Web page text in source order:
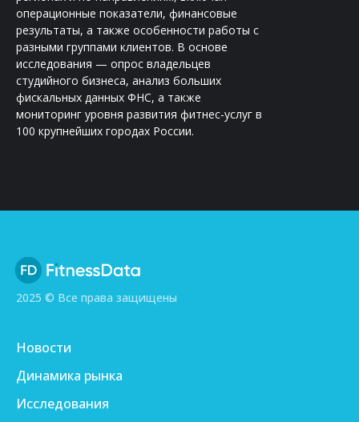
операционные показатели, финансовые
результаты, а также особенности работы с
разными группами клиентов. В основе
исследования — опрос владельцев
студийного бизнеса, анализ больших
фискальных данных ФНС, а также
мониторинг уровня развития фитнес-услуг в
100 крупнейших городах России.
Новости
2025 © Все права защищены
Исследования
Динамика рынка